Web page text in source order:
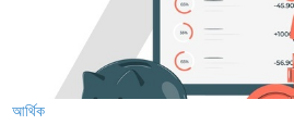
আর্থিক